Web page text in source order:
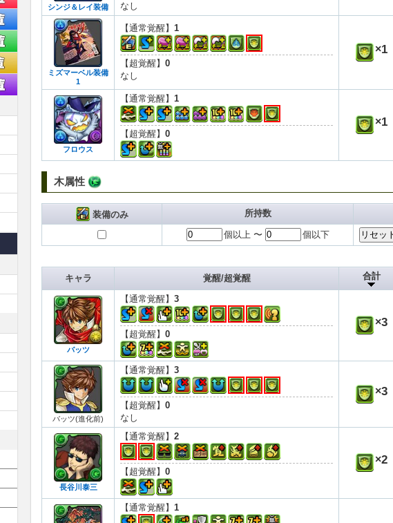
シンジ＆レイ装備
なし
ミズマーベル装備
1
【通常覚醒】 1
【超覚醒】 0
なし
×1
フロウス
【通常覚醒】 1
【超覚醒】 0
×1
木属性
装備のみ 所持数
個以上 〜 個以下
キャラ 覚醒/超覚醒 合計
バッツ
【通常覚醒】 3
【超覚醒】 0
×3
バッツ(進化前)
【通常覚醒】 3
【超覚醒】 0
なし
×3
長谷川泰三
【通常覚醒】 2
【超覚醒】 0
×2
【通常覚醒】 1